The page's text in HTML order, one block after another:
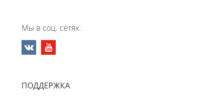
Мы в соц. сетях:
ПОДДЕРЖКА